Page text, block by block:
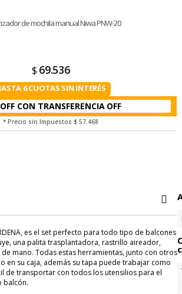
de mochila manual Niwa PNW-20
$ 69.536
6 CUOTAS SIN INTERÉS
CON TRANSFERENCIA
* Precio sin Impuestos $ 57.468
es el set perfecto para todo tipo de balcones
una palita trasplantadora, rastrillo aireador,
mano. Todas estas herramientas, junto con otros
en su caja, además su tapa puede trabajar como
de transportar con todos los utensilios para el
balcón.